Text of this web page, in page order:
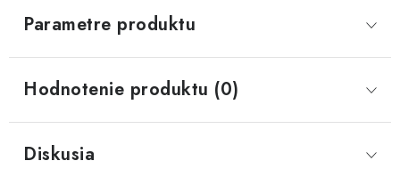
Parametre produktu
Hodnotenie produktu (0)
Diskusia